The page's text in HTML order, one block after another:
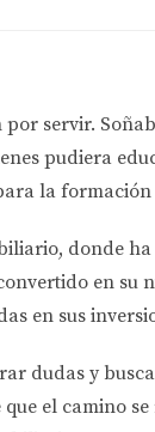
consumidor
a
venta.
mercado.
por servir.
pudiera
la
, donde
en su
en sus
dudas y
el camino